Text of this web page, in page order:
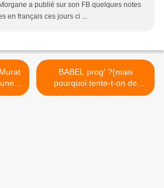
a publié sur son FB quelques notes
en français ces jours ci ...
BABEL prog' ?(mais
pourquoi tente-t-on de
répondre parfois à des